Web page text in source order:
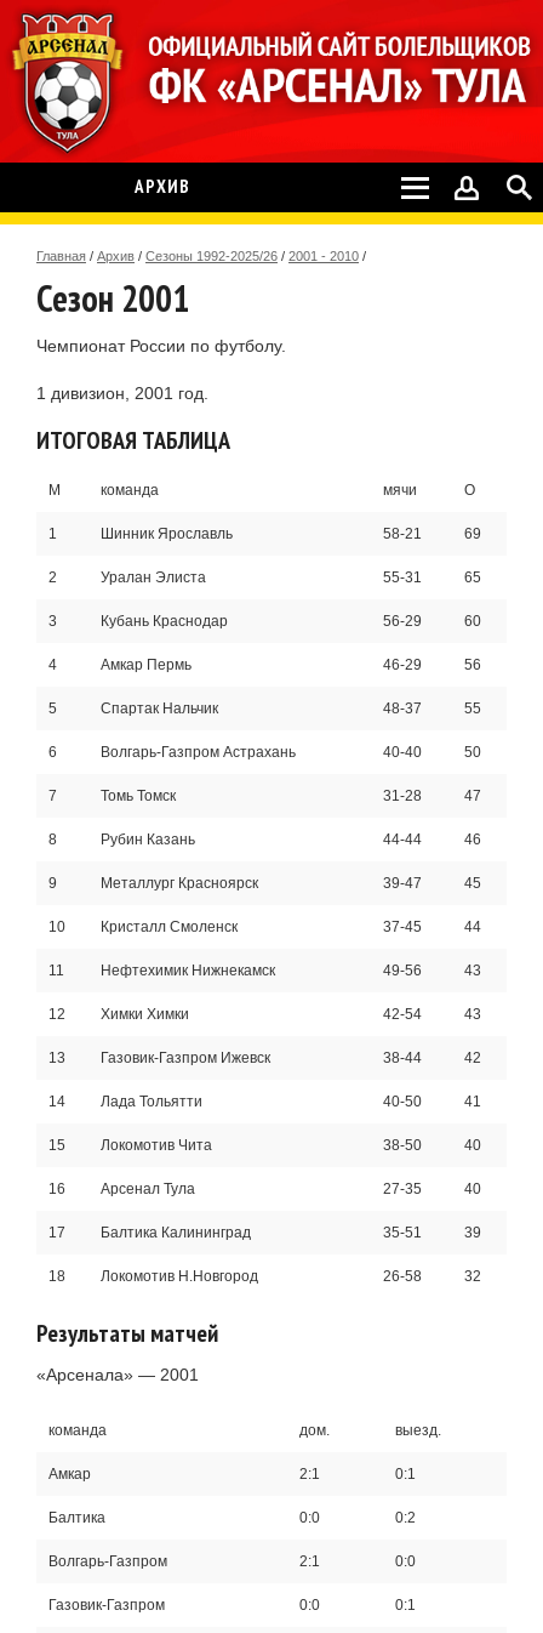
АРХИВ
Главная / Архив / Сезоны 1992-2025/26 / 2001 - 2010 /
Сезон 2001
Чемпионат России по футболу.
1 дивизион, 2001 год.
ИТОГОВАЯ ТАБЛИЦА
М команда мячи О
1 Шинник Ярославль 58-21 69
2 Уралан Элиста 55-31 65
3 Кубань Краснодар 56-29 60
4 Амкар Пермь 46-29 56
5 Спартак Нальчик 48-37 55
6 Волгарь-Газпром Астрахань 40-40 50
7 Томь Томск 31-28 47
8 Рубин Казань 44-44 46
9 Металлург Красноярск 39-47 45
10 Кристалл Смоленск 37-45 44
11 Нефтехимик Нижнекамск 49-56 43
12 Химки Химки 42-54 43
13 Газовик-Газпром Ижевск 38-44 42
14 Лада Тольятти 40-50 41
15 Локомотив Чита 38-50 40
16 Арсенал Тула 27-35 40
17 Балтика Калининград 35-51 39
18 Локомотив Н.Новгород 26-58 32
Результаты матчей
«Арсенала» — 2001
команда дом. выезд.
Амкар 2:1 0:1
Балтика 0:0 0:2
Волгарь-Газпром 2:1 0:0
Газовик-Газпром 0:0 0:1